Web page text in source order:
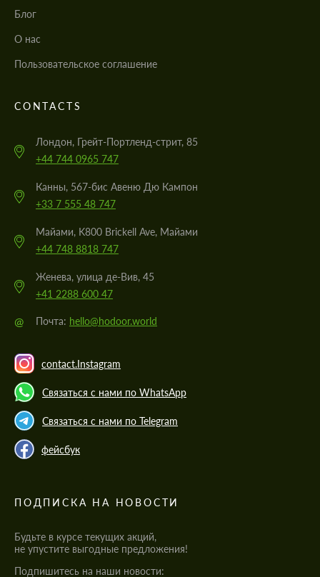
Блог
О нас
Пользовательское соглашение
CONTACTS
Лондон, Грейт-Портленд-стрит, 85
+44 744 0965 747
Канны, 567-бис Авеню Дю Кампон
+33 7 555 48 747
Майами, K800 Brickell Ave, Майами
+44 748 8818 747
Женева, улица де-Вив, 45
+41 2288 600 47
@ Почта: hello@hodoor.world
contact.Instagram
Связаться с нами по WhatsApp
Связаться с нами по Telegram
фейсбук
ПОДПИСКА НА НОВОСТИ
Будьте в курсе текущих акций,
не упустите выгодные предложения!
Подпишитесь на наши новости: